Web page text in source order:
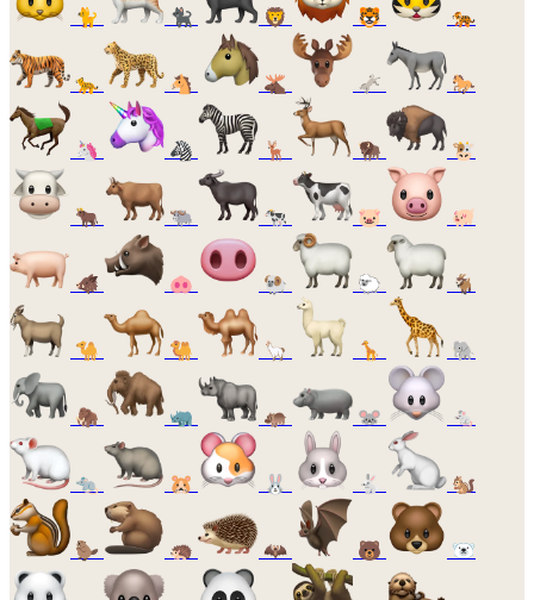
🐈 🐈‍⬛ 🦁 🐯 🐅
🐆 🐴 🫎 🫏 🐎
🦄 🦓 🦌 🦬 🐮
🐂 🐃 🐄 🐷 🐖
🐗 🐽 🐏 🐑 🐐
🐪 🐫 🦙 🦒 🐘
🦣 🦏 🦛 🐭 🐁
🐀 🐹 🐰 🐇 🐿️
🦫 🦔 🦇 🐻 🐻‍❄️